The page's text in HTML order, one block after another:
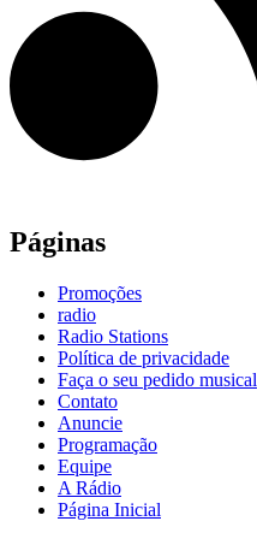
Páginas
Promoções
radio
Radio Stations
Política de privacidade
Faça o seu pedido musical
Contato
Anuncie
Programação
Equipe
A Rádio
Página Inicial